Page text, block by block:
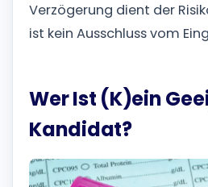
Verzögerung dient der
ist kein Ausschluss vom
Wer Ist (K)ein
Kandidat?